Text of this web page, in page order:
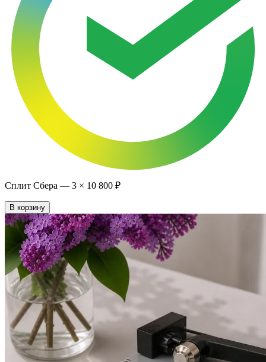
Сплит Сбера — 3 × 10 800 ₽
В корзину